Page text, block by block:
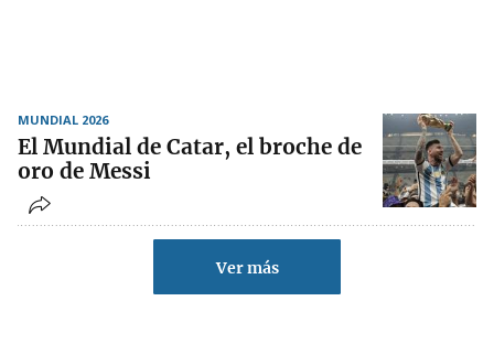
MUNDIAL 2026
El Mundial de Catar, el broche de
oro de Messi
Ver más